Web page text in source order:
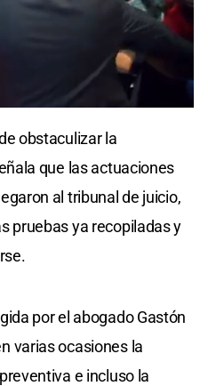
obstaculizar la
que las actuaciones
al tribunal de juicio,
pruebas ya recopiladas y
por el abogado Gastón
varias ocasiones la
e incluso la